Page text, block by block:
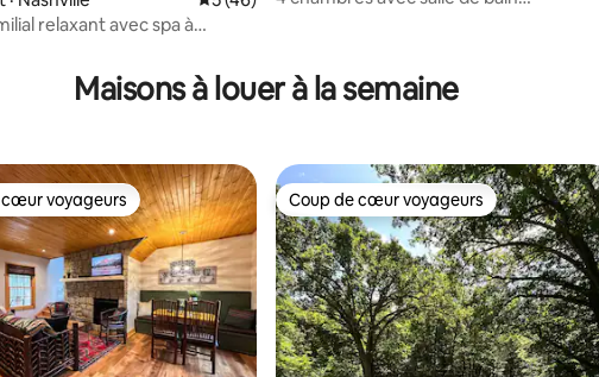
relaxant avec spa à
Maisons à louer à la semaine
voyageurs
voyageurs Coup de cœur voyageurs
Coup de cœur voyageurs